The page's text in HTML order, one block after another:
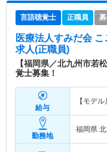
言語聴覚士 正職員
医療法人すみだ会
求人(正職員)
【福岡県／北九州市若
覚士募集！
給与
【モデル
勤務地
福岡県